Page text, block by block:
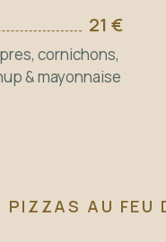
21 €
cornichons,
& mayonnaise
PIZZAS AU FEU